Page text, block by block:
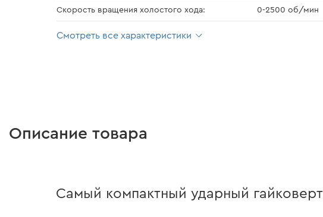
Скорость вращения холостого хода: 0-2500 об/мин
Смотреть все характеристики
Описание товара
Самый компактный ударный гайковерт